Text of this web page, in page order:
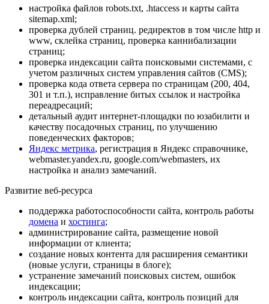
настройка файлов robots.txt, .htaccess и карты сайта
sitemap.xml;
проверка дублей страниц. редиректов в том числе http и
www, склейка страниц, проверка каннибализации
страниц;
проверка индексации сайта поисковыми системами, с
учетом различных систем управления сайтов (CMS);
проверка кода ответа сервера по страницам (200, 404,
301 и т.п.), исправление битых ссылок и настройка
переадресаций;
детальный аудит интернет-площадки по юзабилити и
качеству посадочных страниц, по улучшению
поведенческих факторов;
Яндекс метрика, регистрация в Яндекс справочнике,
webmaster.yandex.ru, google.com/webmasters, их
настройка и анализ замечаний.
Развитие веб-ресурса
поддержка работоспособности сайта, контроль работы
домена и хостинга;
администрирование сайта, размещение новой
информации от клиента;
создание новых контента для расширения семантики
(новые услуги, страницы в блоге);
устранение замечаний поисковых систем, ошибок
индексации;
контроль индексации сайта, контроль позиций для